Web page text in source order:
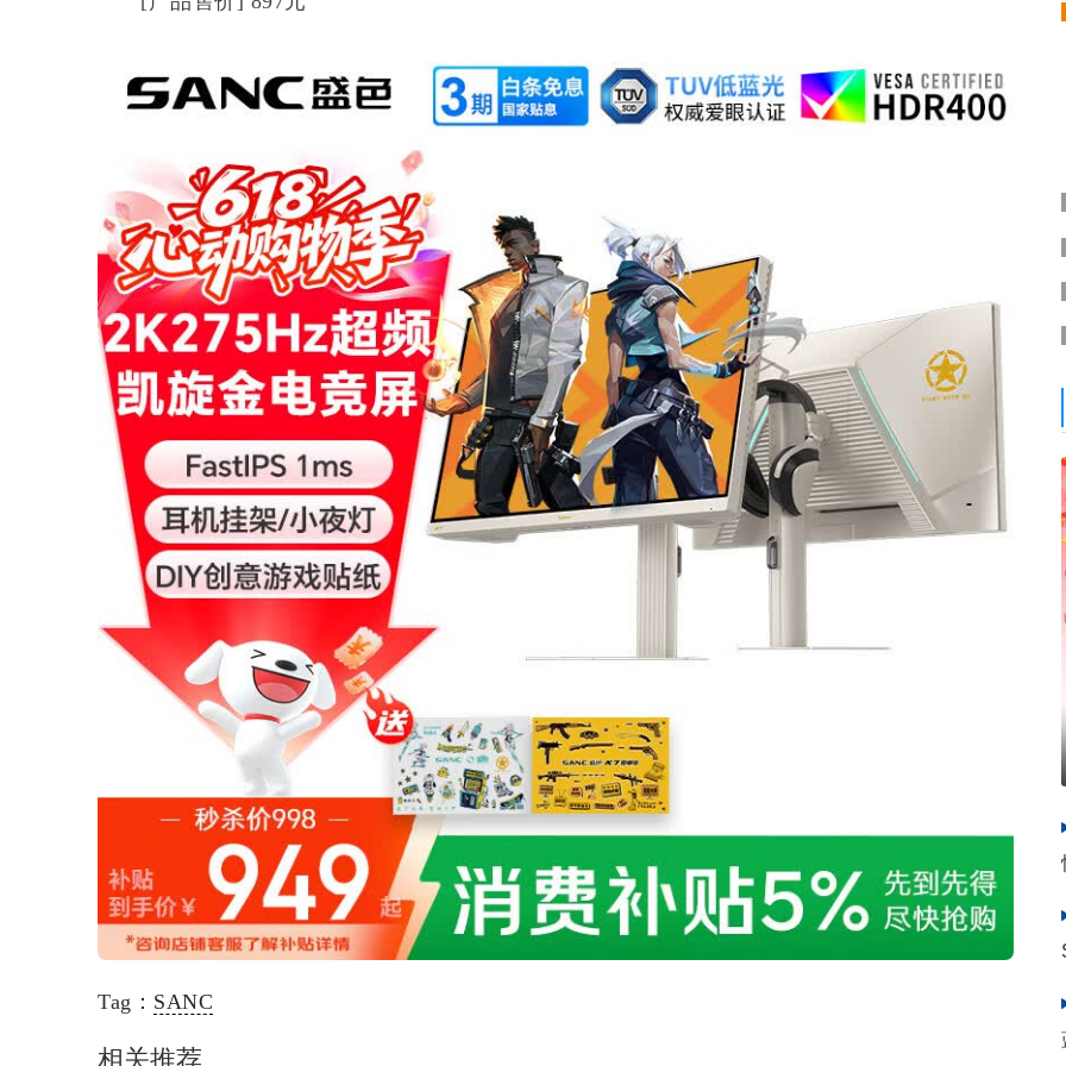
Tag： SANC
相关推荐